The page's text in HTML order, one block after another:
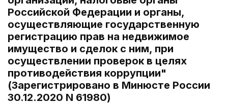
Российской Федерации и органы,
осуществляющие государственную
регистрацию прав на недвижимое
имущество и сделок с ним, при
осуществлении проверок в целях
противодействия коррупции"
(Зарегистрировано в Минюсте России
30.12.2020 N 61980)